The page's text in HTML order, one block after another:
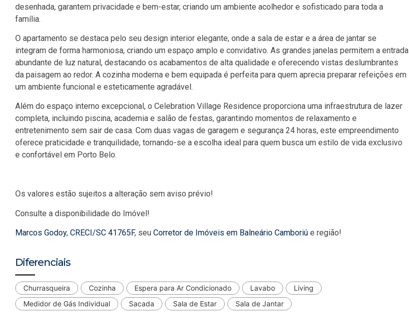
desenhada, garantem privacidade e bem-estar, criando um ambiente acolhedor e sofisticado para toda a
família.
O apartamento se destaca pelo seu design interior elegante, onde a sala de estar e a área de jantar se
integram de forma harmoniosa, criando um espaço amplo e convidativo. As grandes janelas permitem a entrada
abundante de luz natural, destacando os acabamentos de alta qualidade e oferecendo vistas deslumbrantes
da paisagem ao redor. A cozinha moderna e bem equipada é perfeita para quem aprecia preparar refeições em
um ambiente funcional e esteticamente agradável.
Além do espaço interno excepcional, o Celebration Village Residence proporciona uma infraestrutura de lazer
completa, incluindo piscina, academia e salão de festas, garantindo momentos de relaxamento e
entretenimento sem sair de casa. Com duas vagas de garagem e segurança 24 horas, este empreendimento
oferece praticidade e tranquilidade, tornando-se a escolha ideal para quem busca um estilo de vida exclusivo
e confortável em Porto Belo.
Os valores estão sujeitos a alteração sem aviso prévio!
Consulte a disponibilidade do Imóvel!
Marcos Godoy, CRECI/SC 41765F, seu Corretor de Imóveis em Balneário Camboriú e região!
Diferenciais
Churrasqueira Cozinha Espera para Ar Condicionado Lavabo
Living
Medidor de Gás Individual
Sacada Sala de Estar Sala de Jantar